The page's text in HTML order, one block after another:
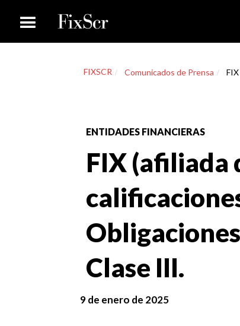
FIXSCR Comunicados de Prensa
ENTIDADES FINANCIERAS
FIX (afiliada
Clase III.
9 de enero de 2025